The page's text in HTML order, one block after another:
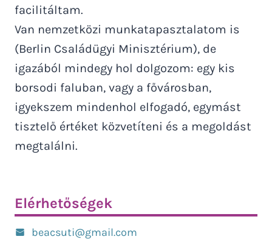
facilitáltam.
Van nemzetközi munkatapasztalatom is
(Berlin Családügyi Minisztérium), de
igazából mindegy hol dolgozom: egy kis
borsodi faluban, vagy a fővárosban,
igyekszem mindenhol elfogadó, egymást
tisztelő értéket közvetíteni és a megoldást
megtalálni.
Elérhetőségek
beacsuti@gmail.com